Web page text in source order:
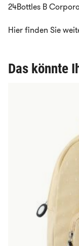
24Bottles B
Hier finden Sie
Das könnte